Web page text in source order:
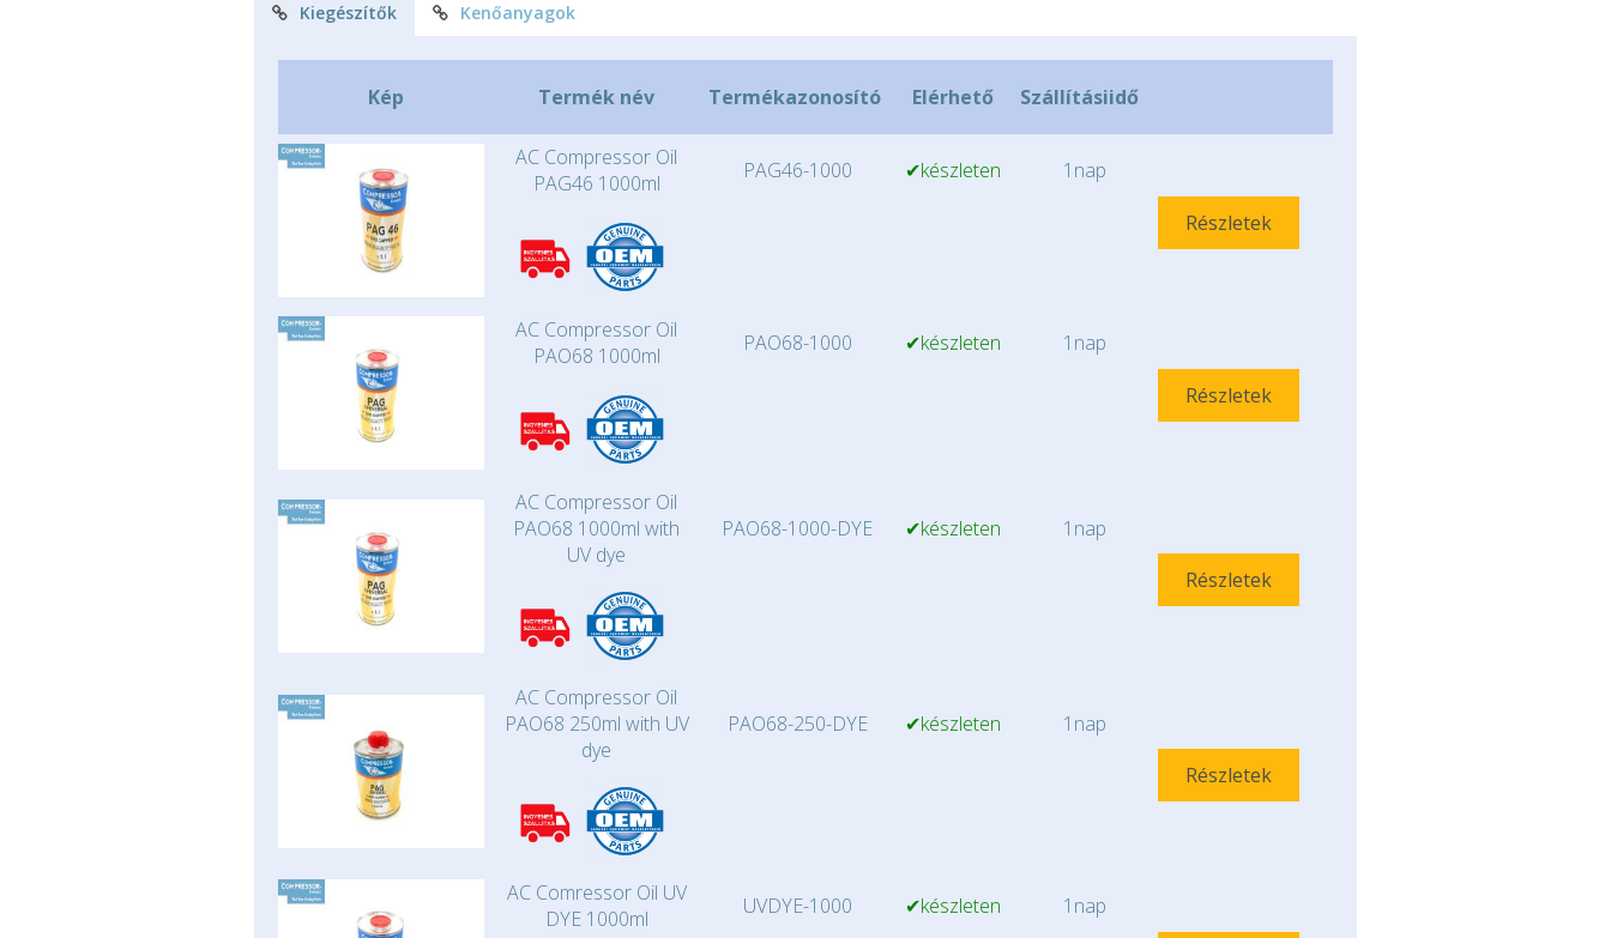
Kiegészítők Kenőanyagok
Kép Termék név Termékazonosító Elérhető Szállításiidő
AC Compressor Oil
PAG46 1000ml
PAG46-1000 ✔készleten
1nap
Részletek
AC Compressor Oil
PAO68 1000ml
PAO68-1000 ✔készleten
1nap
Részletek
AC Compressor Oil
PAO68 1000ml with
UV dye
PAO68-1000-DYE ✔készleten
1nap
Részletek
AC Compressor Oil
PAO68 250ml with UV
dye
PAO68-250-DYE ✔készleten
1nap
Részletek
AC Comressor Oil UV
DYE 1000ml
UVDYE-1000 ✔készleten
1nap